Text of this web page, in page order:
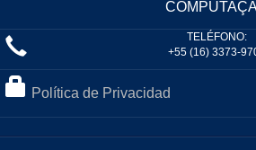
TELÉFONO:
+55 (16) 3373-
Política de Privacidad